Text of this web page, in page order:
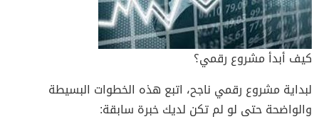
كيف أبدأ مشروع رقمي؟
لبداية مشروع رقمي ناجح، اتبع هذه الخطوات البسيطة
والواضحة حتى لو لم تكن لديك خبرة سابقة: